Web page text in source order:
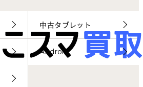
中古タブレット
Android